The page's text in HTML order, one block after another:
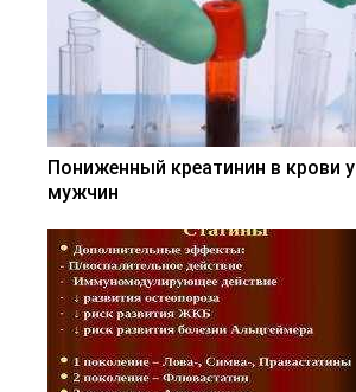
Пониженный креатинин в крови у
мужчин